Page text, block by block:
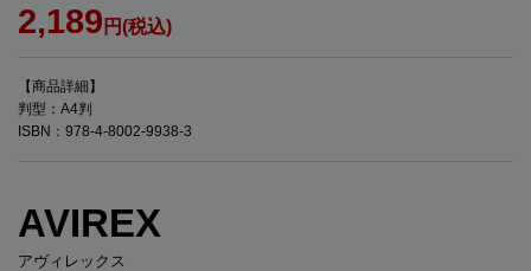
2,189 円(税込)
【商品詳細】
判型：A4判
ISBN：978-4-8002-9938-3
AVIREX
アヴィレックス